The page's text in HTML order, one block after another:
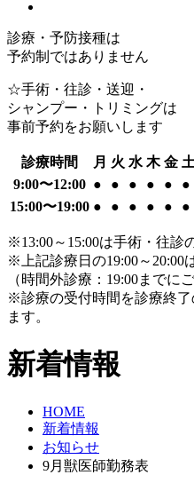
診療・予防接種は
予約制ではありません
☆手術・往診・送迎・
シャンプー・トリミングは
事前予約をお願いします
診療時間 月 火 水 木 金 土
9:00〜12:00 ● ● ● ● ● ●
15:00〜19:00 ● ● ● ● ● ●
※13:00～15:00は手術・往診
※上記診療日の19:00～20:00
（時間外診療：19:00までに
※診療の受付時間を診療終了
ます。
新着情報
HOME
新着情報
お知らせ
9月獣医師勤務表